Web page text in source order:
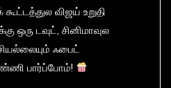
விஜய் உறுதி
ஒரு டவுட், சினிமாவுல
ஃபைட்
பார்ப்போம்!